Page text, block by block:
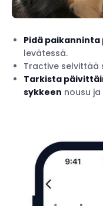
Pidä paikanninta
levätessä.
Tractive selvittää
Tarkista
sykkeen nousu